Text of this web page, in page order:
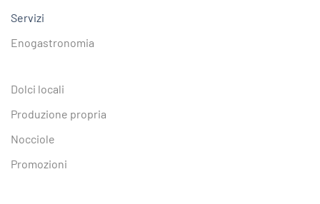
Servizi
Enogastronomia
Dolci locali
Produzione propria
Nocciole
Promozioni